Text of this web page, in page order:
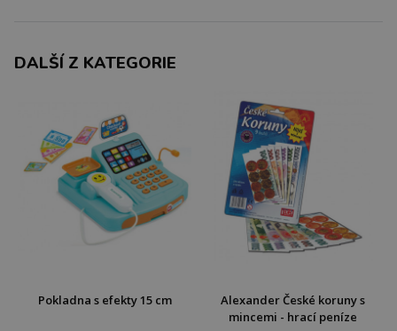
DALŠÍ Z KATEGORIE
Pokladna s efekty 15 cm
Alexander České koruny s
mincemi - hrací peníze